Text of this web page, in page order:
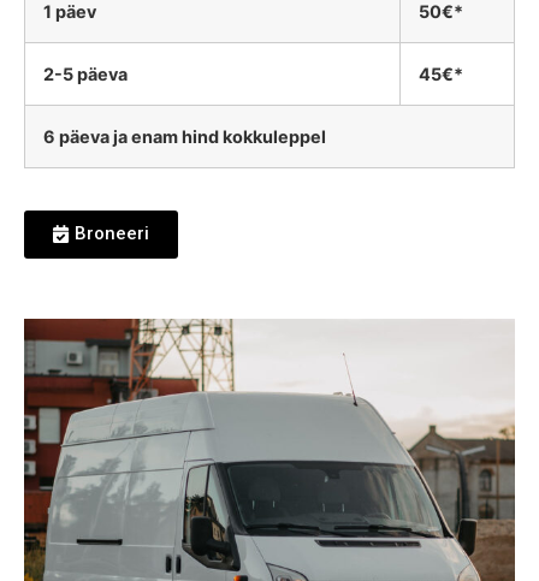
1 päev 50€*
2-5 päeva 45€*
6 päeva ja enam hind kokkuleppel
Broneeri